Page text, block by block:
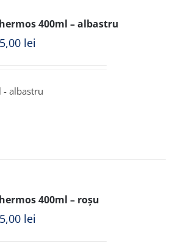
400ml – albastru
lei
- albastru
400ml – roșu
lei